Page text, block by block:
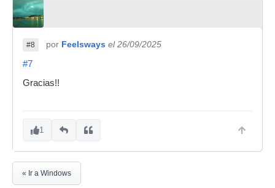
#8 por Feelsways el 26/09/2025
#7
Gracias!!
1
« Ir a Windows